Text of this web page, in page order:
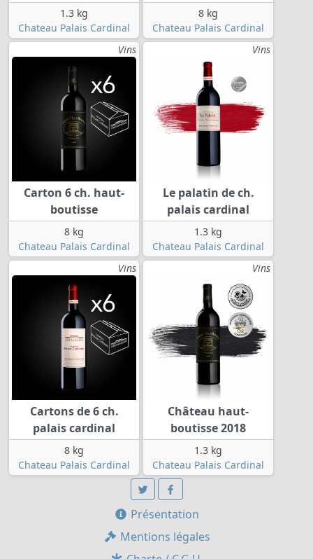
1.3 kg
Chateau Palais Cardinal
8 kg
Chateau Palais Cardinal
Vins
Carton 6 ch. haut-
boutisse
8 kg
Chateau Palais Cardinal
Vins
Le palatin de ch.
palais cardinal
1.3 kg
Chateau Palais Cardinal
Vins
Cartons de 6 ch.
palais cardinal
8 kg
Chateau Palais Cardinal
Vins
Château haut-
boutisse 2018
1.3 kg
Chateau Palais Cardinal
Présentation
Mentions légales